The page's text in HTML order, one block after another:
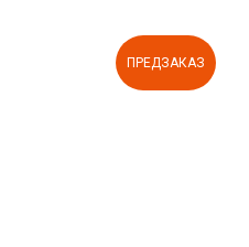
ПРЕДЗАКАЗ